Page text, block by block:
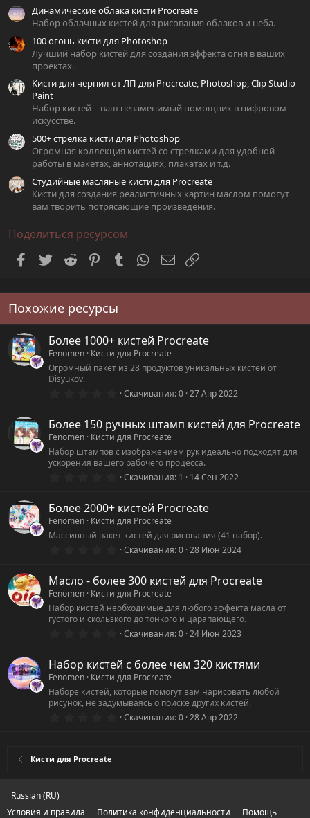
Динамические облака кисти Procreate
Набор облачных кистей для рисования облаков и неба.
100 огонь кисти для Photoshop
Лучший набор кистей для создания эффекта огня в ваших
проектах.
Кисти для чернил от ЛП для Procreate, Photoshop, Clip Studio
Paint
Набор кистей – ваш незаменимый помощник в цифровом
искусстве.
500+ стрелка кисти для Photoshop
Огромная коллекция кистей со стрелками для удобной
работы в макетах, аннотациях, плакатах и т.д.
Студийные масляные кисти для Procreate
Кисти для создания реалистичных картин маслом помогут
вам творить потрясающие произведения.
Поделиться ресурсом
Facebook
Twitter Reddit PinterestTumblrWhatsAppЭлектронная почта
Похожие ресурсы
Более 1000+ кистей Procreate
Fenomen Кисти для Procreate
Огромный пакет из 28 продуктов уникальных кистей от
Disyukov.
0
0
в
ё
з
Скачивания 0 27 Апр 2022
Более 150 ручных штамп кистей для Procreate
Fenomen Кисти для Procreate
Набор штампов с изображением рук идеально подходят для
ускорения вашего рабочего процесса.
0
0
з
в
ё
д
Скачивания 1 14 Сен 2022
Более 2000+ кистей Procreate
Fenomen Кисти для Procreate
Массивный пакет кистей для рисования (41 набор).
0
0
з
в
ё
з
Скачивания 0 28 Июн 2024
Масло - более 300 кистей для Procreate
Fenomen Кисти для Procreate
Набор кистей необходимые для любого эффекта масла от
густого и скользкого до тонкого и царапающего.
0
0
з
в
ё
з
Скачивания 0 24 Июн 2023
Набор кистей с более чем 320 кистями
Fenomen Кисти для Procreate
Наборе кистей, которые помогут вам нарисовать любой
рисунок, не задумываясь о поиске других кистей.
0Скачивания 0 28 Апр 2022
Кисти для Procreate
Russian (RU)
Условия и правила
Политика конфиденциальности Помощь